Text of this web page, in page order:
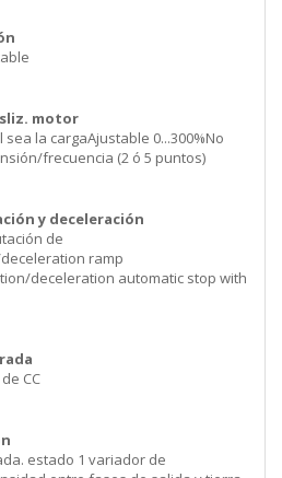
motor
la cargaAjustable 0...300%No
frecuencia (2 ó 5 puntos)
y deceleración
de
ramp
deceleration automatic stop with
CC
estado 1 variador de